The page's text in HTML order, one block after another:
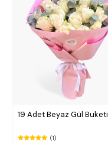
19 Adet Beyaz Gül Buketi
(1)